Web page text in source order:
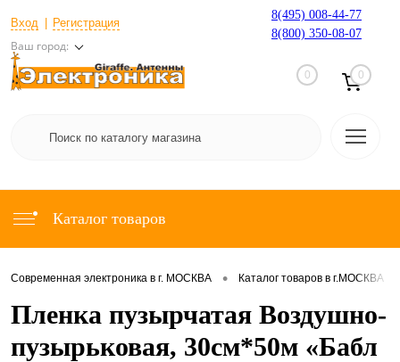
Вход Регистрация
Ваш город:
8(495) 008-44-77
8(800) 350-08-07
0 0
Каталог товаров
Современная электроника в г. МОСКВА • Каталог товаров в г.МОСКВА
Пленка пузырчатая Воздушно-
пузырьковая, 30см*50м «Бабл